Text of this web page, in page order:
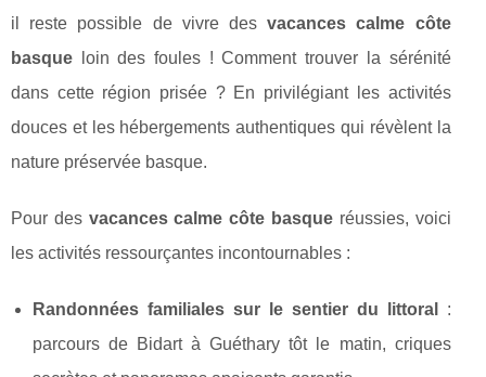
il reste possible de vivre desvacances calme côte
basque loin des foules ! Comment trouver la sérénité
dans cette région prisée ? En privilégiant les activités
douces et les hébergements authentiques qui révèlent la
nature préservée basque.
Pour des vacances calme côte basque réussies, voici
les activités ressourçantes incontournables :
Randonnées familiales sur le sentier du littoral
:
parcours de Bidart à Guéthary tôt le matin, criques